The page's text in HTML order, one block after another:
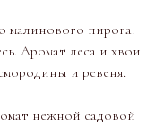
малинового пирога.
Аромат леса и хвои.
и ревеня.
нежной садовой